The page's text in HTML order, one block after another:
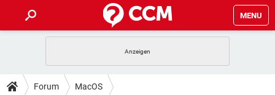
MENU
ANDROID
TIPPS & TRICKS
Forum MacOS